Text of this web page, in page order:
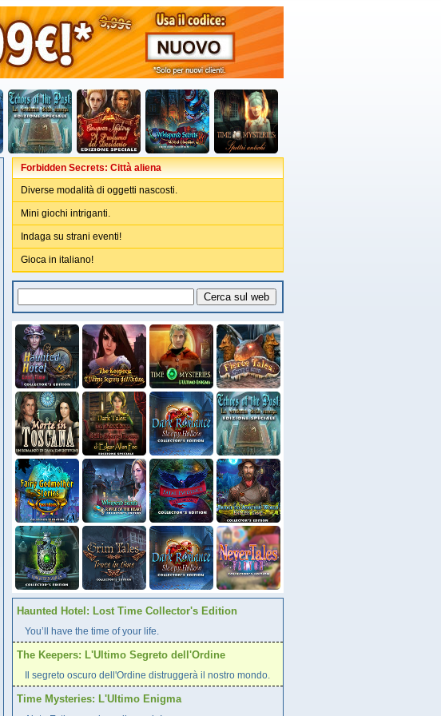
Forbidden Secrets: Città aliena
Diverse modalità di oggetti nascosti.
Mini giochi intriganti.
Indaga su strani eventi!
Gioca in italiano!
Haunted Hotel: Lost Time Collector's Edition
You’ll have the time of your life.
The Keepers: L'Ultimo Segreto dell'Ordine
Il segreto oscuro dell'Ordine distruggerà il nostro mondo.
Time Mysteries: L'Ultimo Enigma